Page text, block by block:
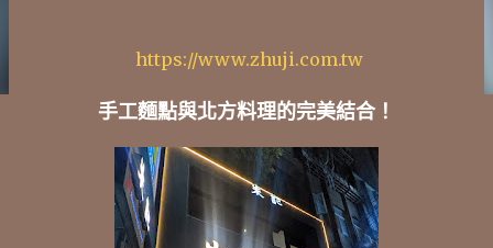
https://www.zhuji.com.tw
手工麵點與北方料理的完美結合！